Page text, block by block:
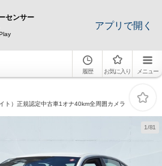
センサー
アプリで開く
履歴 お気に入り メニュー
ト）正規認定中古車1オナ40km全周囲カメラ
1/81